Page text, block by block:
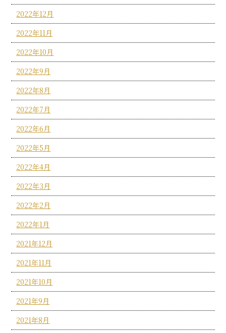
2022年12月
2022年11月
2022年10月
2022年9月
2022年8月
2022年7月
2022年6月
2022年5月
2022年4月
2022年3月
2022年2月
2022年1月
2021年12月
2021年11月
2021年10月
2021年9月
2021年8月